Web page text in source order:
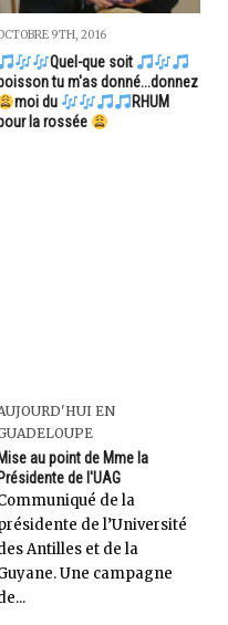
9TH, 2016
Quel-que soit
boisson tu m'as donné...donnez
moi du
RHUM
la rossée
EN
Mise au point de Mme la
Présidente de l'UAG
de la
de l’Université
Antilles et de la
Une campagne